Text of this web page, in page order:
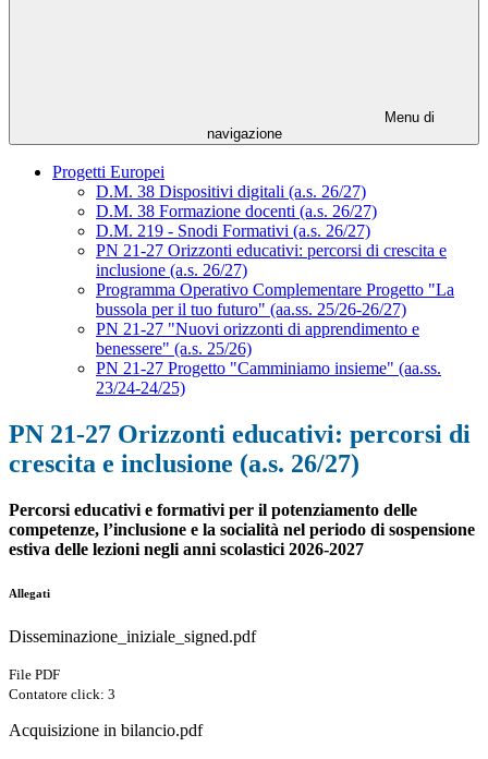
Menu di
navigazione
Progetti Europei
D.M. 38 Dispositivi digitali (a.s. 26/27)
D.M. 38 Formazione docenti (a.s. 26/27)
D.M. 219 - Snodi Formativi (a.s. 26/27)
PN 21-27 Orizzonti educativi: percorsi di crescita e
inclusione (a.s. 26/27)
Programma Operativo Complementare Progetto "La
bussola per il tuo futuro" (aa.ss. 25/26-26/27)
PN 21-27 "Nuovi orizzonti di apprendimento e
benessere" (a.s. 25/26)
PN 21-27 Progetto "Camminiamo insieme" (aa.ss.
23/24-24/25)
PN 21-27 Orizzonti educativi: percorsi di
crescita e inclusione (a.s. 26/27)
Percorsi educativi e formativi per il potenziamento delle
competenze, l’inclusione e la socialità nel periodo di sospensione
estiva delle lezioni negli anni scolastici 2026-2027
Allegati
Disseminazione_iniziale_signed.pdf
File PDF
Contatore click: 3
Acquisizione in bilancio.pdf